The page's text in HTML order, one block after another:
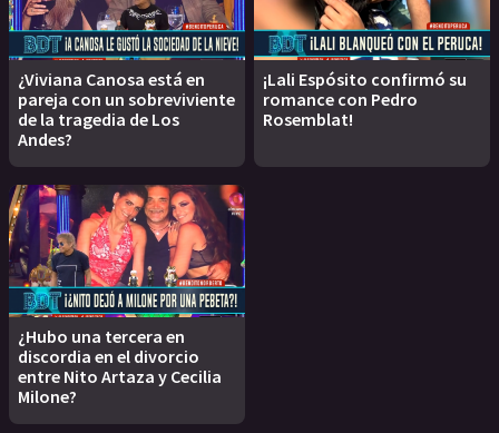
¿Viviana Canosa está en
pareja con un sobreviviente
de la tragedia de Los
Andes?
¡Lali Espósito confirmó su
romance con Pedro
Rosemblat!
¿Hubo una tercera en
discordia en el divorcio
entre Nito Artaza y Cecilia
Milone?